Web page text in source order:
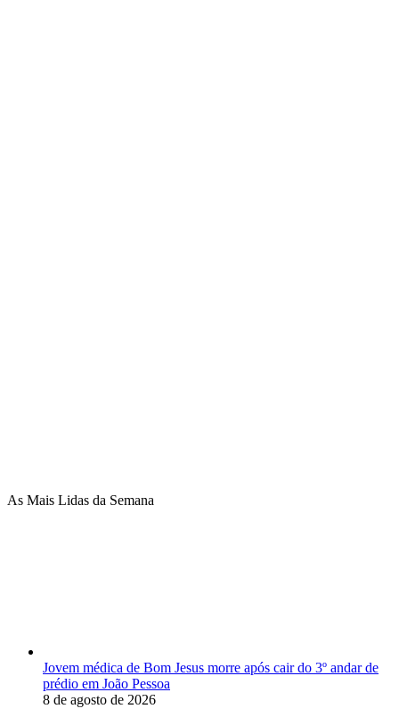
As Mais Lidas da Semana
Jovem médica de Bom Jesus morre após cair do 3º andar de
prédio em João Pessoa
8 de agosto de 2026